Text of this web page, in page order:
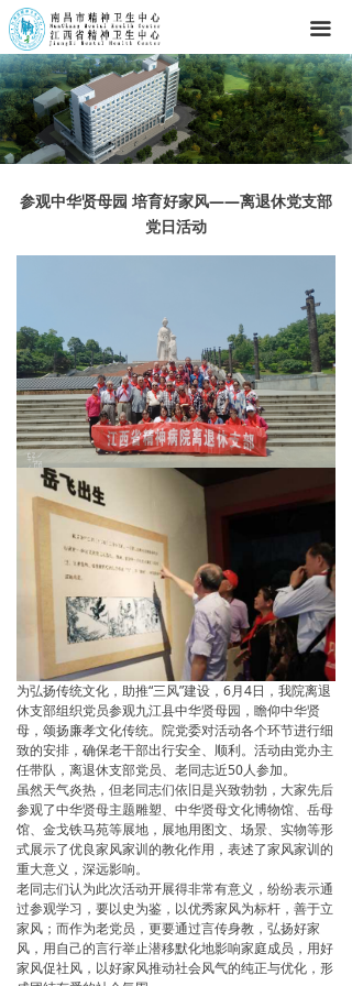
끀
参观中华贤母园 培育好家风——离退休党支部
党日活动
为弘扬传统文化，助推“三风”建设，6月4日，我院离退
休支部组织党员参观九江县中华贤母园，瞻仰中华贤
母，颂扬廉孝文化传统。院党委对活动各个环节进行细
致的安排，确保老干部出行安全、顺利。活动由党办主
任带队，离退休支部党员、老同志近50人参加。
虽然天气炎热，但老同志们依旧是兴致勃勃，大家先后
参观了中华贤母主题雕塑、中华贤母文化博物馆、岳母
馆、金戈铁马苑等展地，展地用图文、场景、实物等形
式展示了优良家风家训的教化作用，表述了家风家训的
重大意义，深远影响。
老同志们认为此次活动开展得非常有意义，纷纷表示通
过参观学习，要以史为鉴，以优秀家风为标杆，善于立
家风；而作为老党员，更要通过言传身教，弘扬好家
风，用自己的言行举止潜移默化地影响家庭成员，用好
家风促社风，以好家风推动社会风气的纯正与优化，形